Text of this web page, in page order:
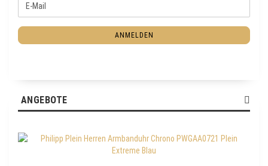
W
S
E
-
ANMELDEN
ANGEBOTE